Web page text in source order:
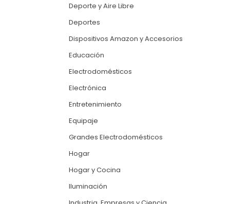
Deporte y Aire Libre
Deportes
Dispositivos Amazon y Accesorios
Educación
Electrodomésticos
Electrónica
Entretenimiento
Equipaje
Grandes Electrodomésticos
Hogar
Hogar y Cocina
Iluminación